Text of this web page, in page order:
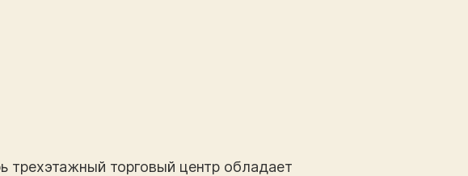
трехэтажный торговый центр обладает